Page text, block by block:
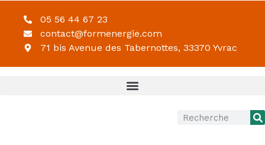
05 56 44 67 23
contact@formenergie.com
71 bis Avenue des Tabernottes, 33370 Yvrac